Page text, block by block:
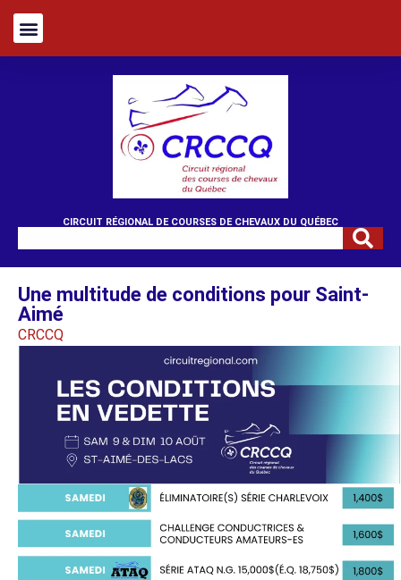
CIRCUIT RÉGIONAL DE COURSES DE CHEVAUX DU QUÉBEC
Une multitude de conditions pour Saint-
Aimé
CRCCQ